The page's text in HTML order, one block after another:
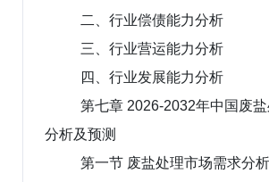
二、行业偿债能力分析
三、行业营运能力分析
四、行业发展能力分析
第七章 2026-2032年中国废
分析及预测
第一节 废盐处理市场需求分析